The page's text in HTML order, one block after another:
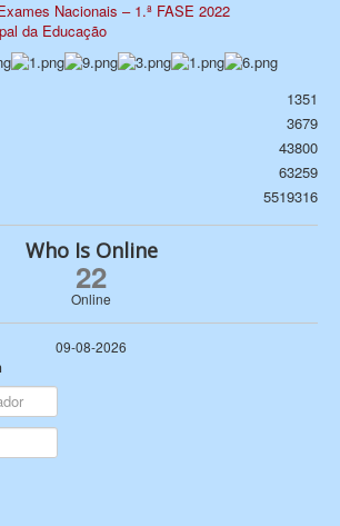
Nacionais – 1.ª FASE 2022
da Educação
1351
3679
43800
63259
5519316
Who Is Online
22
Online
09-08-2026